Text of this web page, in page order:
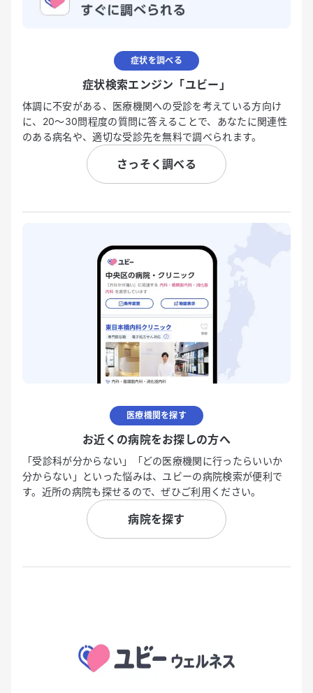
症状を調べる
症状検索エンジン「ユビー」
体調に不安がある、医療機関への受診を考えている方向け
に、20〜30問程度の質問に答えることで、あなたに関連性
のある病名や、適切な受診先を無料で調べられます。
さっそく調べる
医療機関を探す
お近くの病院をお探しの方へ
「受診科が分からない」「どの医療機関に行ったらいいか
分からない」といった悩みは、ユビーの病院検索が便利で
す。近所の病院も探せるので、ぜひご利用ください。
病院を探す